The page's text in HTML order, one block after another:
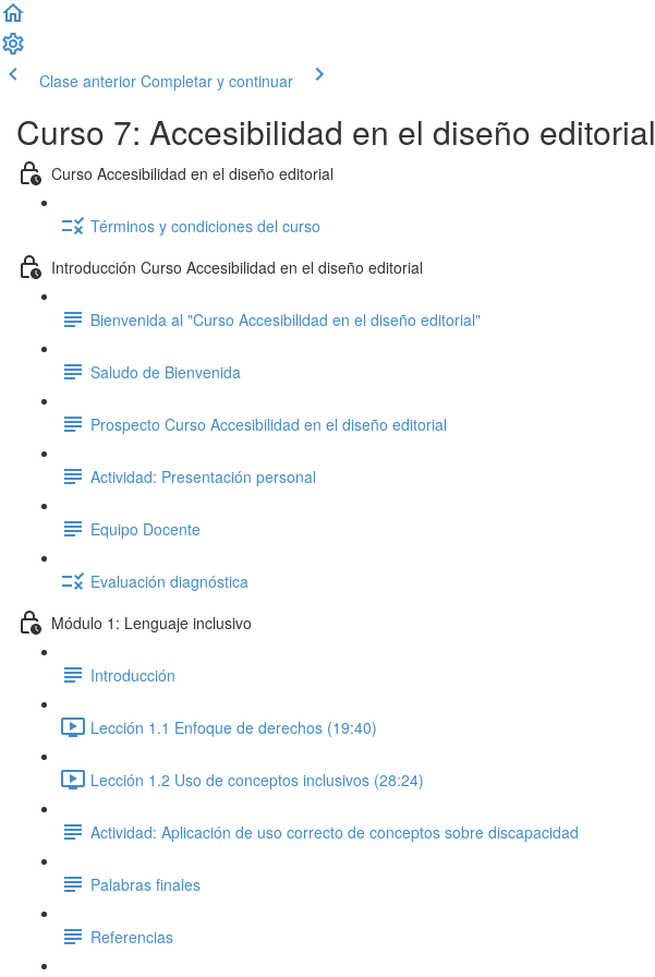
Clase anterior Completar y continuar
Curso 7: Accesibilidad en el diseño editorial
Curso Accesibilidad en el diseño editorial
Términos y condiciones del curso
Introducción Curso Accesibilidad en el diseño editorial
Bienvenida al "Curso Accesibilidad en el diseño editorial"
Saludo de Bienvenida
Prospecto Curso Accesibilidad en el diseño editorial
Actividad: Presentación personal
Equipo Docente
Evaluación diagnóstica
Módulo 1: Lenguaje inclusivo
Introducción
Lección 1.1 Enfoque de derechos (19:40)
Lección 1.2 Uso de conceptos inclusivos (28:24)
Actividad: Aplicación de uso correcto de conceptos sobre discapacidad
Palabras finales
Referencias